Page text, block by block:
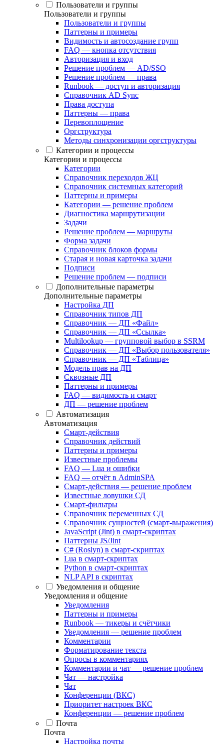
Пользователи и группы
Пользователи и группы
Пользователи и группы
Паттерны и примеры
Видимость и автосоздание групп
FAQ — кнопка отсутствия
Авторизация и вход
Решение проблем — AD/SSO
Решение проблем — права
Runbook — доступ и авторизация
Справочник AD Sync
Права доступа
Паттерны — права
Перевоплощение
Оргструктура
Методы синхронизации оргструктуры
Категории и процессы
Категории и процессы
Категории
Справочник переходов ЖЦ
Справочник системных категорий
Паттерны и примеры
Категории — решение проблем
Диагностика маршрутизации
Задачи
Решение проблем — маршруты
Форма задачи
Справочник блоков формы
Старая и новая карточка задачи
Подписи
Решение проблем — подписи
Дополнительные параметры
Дополнительные параметры
Настройка ДП
Справочник типов ДП
Справочник — ДП «Файл»
Справочник — ДП «Ссылка»
Multilookup — групповой выбор в SSRM
Справочник — ДП «Выбор пользователя»
Справочник — ДП «Таблица»
Модель прав на ДП
Сквозные ДП
Паттерны и примеры
FAQ — видимость и смарт
ДП — решение проблем
Автоматизация
Автоматизация
Смарт-действия
Справочник действий
Паттерны и примеры
Известные проблемы
FAQ — Lua и ошибки
FAQ — отчёт в AdminSPA
Смарт-действия — решение проблем
Известные ловушки СД
Смарт-фильтры
Справочник переменных СД
Справочник сущностей (смарт-выражения)
JavaScript (Jint) в смарт-скриптах
Паттерны JS/Jint
C# (Roslyn) в смарт-скриптах
Lua в смарт-скриптах
Python в смарт-скриптах
NLP API в скриптах
Уведомления и общение
Уведомления и общение
Уведомления
Паттерны и примеры
Runbook — тикеры и счётчики
Уведомления — решение проблем
Комментарии
Форматирование текста
Опросы в комментариях
Комментарии и чат — решение проблем
Чат — настройка
Чат
Конференции (ВКС)
Приоритет настроек ВКС
Конференции — решение проблем
Почта
Почта
Настройка почты